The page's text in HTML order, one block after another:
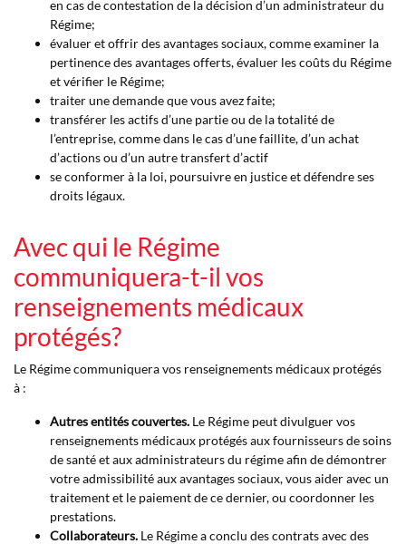
en cas de contestation de la décision d’un administrateur du
Régime;
évaluer et offrir des avantages sociaux, comme examiner la
pertinence des avantages offerts, évaluer les coûts du Régime
et vérifier le Régime;
traiter une demande que vous avez faite;
transférer les actifs d’une partie ou de la totalité de
l’entreprise, comme dans le cas d’une faillite, d’un achat
d’actions ou d’un autre transfert d’actif
se conformer à la loi, poursuivre en justice et défendre ses
droits légaux.
Avec qui le Régime
communiquera-t-il vos
renseignements médicaux
protégés?
Le Régime communiquera vos renseignements médicaux protégés
à :
Autres entités couvertes. Le Régime peut divulguer vos
renseignements médicaux protégés aux fournisseurs de soins
de santé et aux administrateurs du régime afin de démontrer
votre admissibilité aux avantages sociaux, vous aider avec un
traitement et le paiement de ce dernier, ou coordonner les
prestations.
Collaborateurs. Le Régime a conclu des contrats avec des